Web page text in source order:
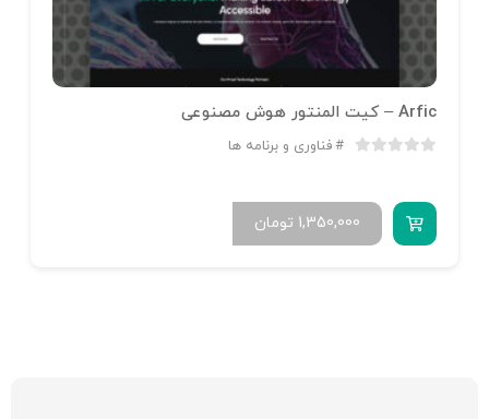
Arfic – کیت المنتور هوش مصنوعی
فناوری و برنامه ها
تومان 1,350,000